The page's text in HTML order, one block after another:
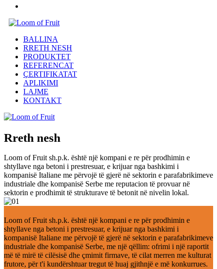
BALLINA
RRETH NESH
PRODUKTET
REFERENCAT
ÇERTIFIKATAT
APLIKIMI
LAJME
KONTAKT
Rreth nesh
Loom of Fruit sh.p.k. është një kompani e re për prodhimin e
shtyllave nga betoni i prestresuar, e krijuar nga bashkimi i
kompanisë Italiane me përvojë të gjerë në sektorin e parafabrikimeve
industriale dhe kompanisë Serbe me reputacion të provuar në
sektorin e prodhimit të strukturave të betonit në nivelin lokal.
Loom of Fruit sh.p.k. është një kompani e re për prodhimin e
shtyllave nga betoni i prestresuar, e krijuar nga bashkimi i
kompanisë Italiane me përvojë të gjerë në sektorin e parafabrikimeve
industriale dhe kompanisë Serbe, me një qëllim: ofrimi i një raportit
më të mirë të cilësisë dhe çmimit firmave, të cilat merren me kulturat
frutore, për t'i kundërshtuar tregut të huaj gjithnjë e më konkurrues.